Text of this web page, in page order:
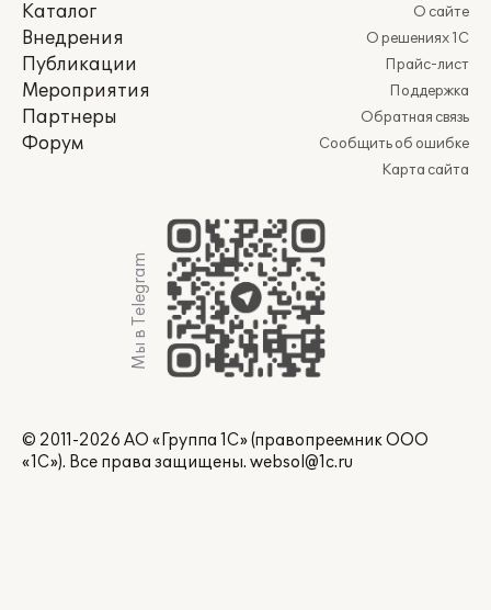
Каталог
Внедрения
Публикации
Мероприятия
Партнеры
Форум
О сайте
О решениях 1С
Прайс-лист
Поддержка
Обратная связь
Сообщить об ошибке
Карта сайта
Мы в Telegram
© 2011-2026 АО «Группа 1С» (правопреемник ООО
«1С»). Все права защищены. websol@1c.ru